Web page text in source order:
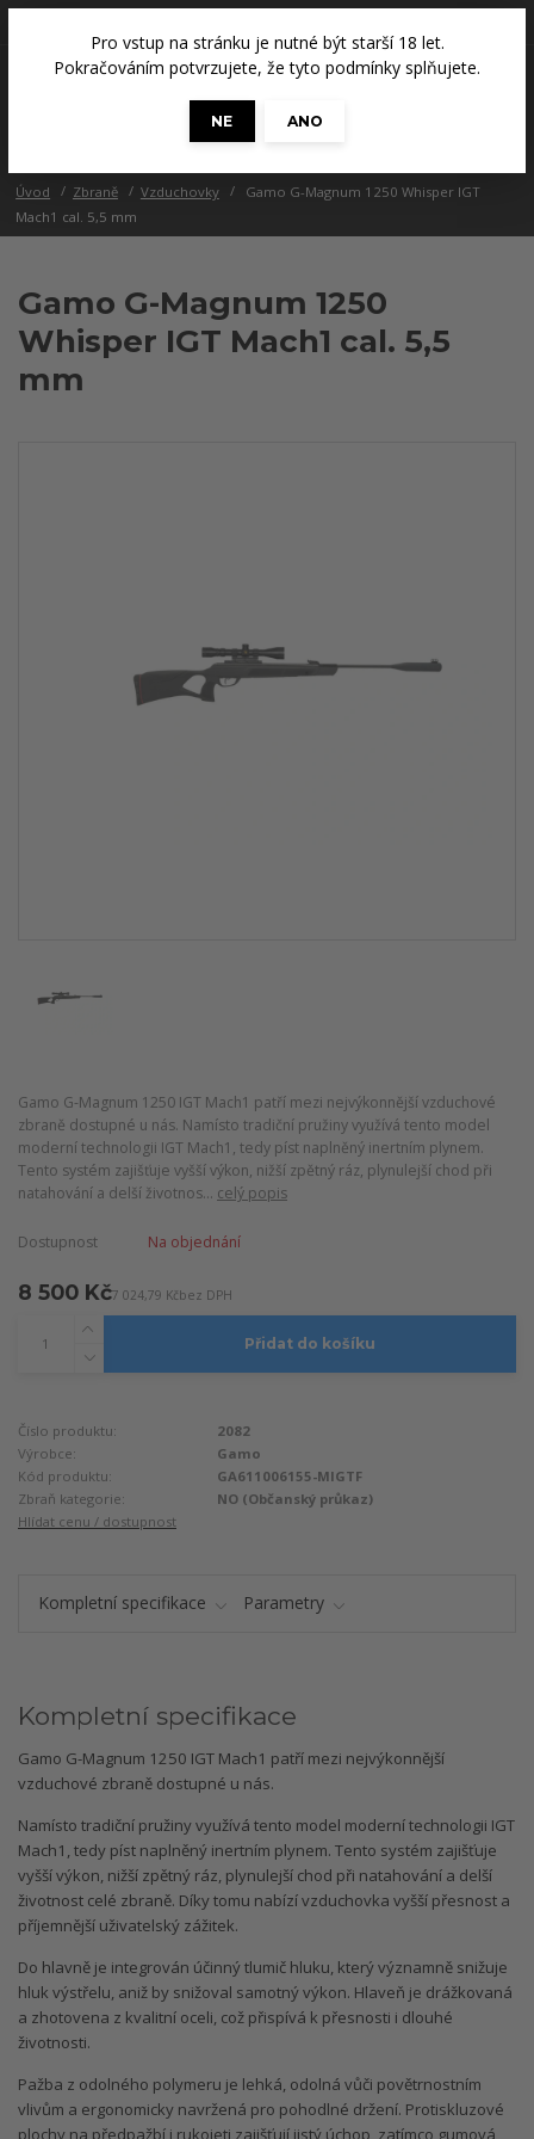
Pro vstup na stránku je nutné být starší 18 let.
Pokračováním potvrzujete, že tyto podmínky splňujete.
NE
ANO
0 Kč
Úvod Zbraně Vzduchovky
Gamo G-Magnum 1250 Whisper IGT
Mach1 cal. 5,5 mm
Gamo G-Magnum 1250
Whisper IGT Mach1 cal. 5,5
mm
Gamo G-Magnum 1250 IGT Mach1 patří mezi nejvýkonnější vzduchové
zbraně dostupné u nás. Namísto tradiční pružiny využívá tento model
moderní technologii IGT Mach1, tedy píst naplněný inertním plynem.
Tento systém zajišťuje vyšší výkon, nižší zpětný ráz, plynulejší chod při
natahování a delší životnos... celý popis
Dostupnost Na objednání
8 500 Kč7 024,79 Kčbez DPH
Přidat do košíku
Číslo produktu:
2082
Výrobce:
Gamo
Kód produktu:
GA611006155-MIGTF
Zbraň kategorie:
NO (Občanský průkaz)
Hlídat cenu / dostupnost
Kompletní specifikace Parametry
Kompletní specifikace
Gamo G-Magnum 1250 IGT Mach1 patří mezi nejvýkonnější
vzduchové zbraně dostupné u nás.
Namísto tradiční pružiny využívá tento model moderní technologii IGT
Mach1, tedy píst naplněný inertním plynem. Tento systém zajišťuje
vyšší výkon, nižší zpětný ráz, plynulejší chod při natahování a delší
životnost celé zbraně. Díky tomu nabízí vzduchovka vyšší přesnost a
příjemnější uživatelský zážitek.
Do hlavně je integrován účinný tlumič hluku, který významně snižuje
hluk výstřelu, aniž by snižoval samotný výkon. Hlaveň je drážkovaná
a zhotovena z kvalitní oceli, což přispívá k přesnosti i dlouhé
životnosti.
Pažba z odolného polymeru je lehká, odolná vůči povětrnostním
vlivům a ergonomicky navržená pro pohodlné držení. Protiskluzové
plochy na předpažbí i rukojeti zajišťují jistý úchop, zatímco gumová